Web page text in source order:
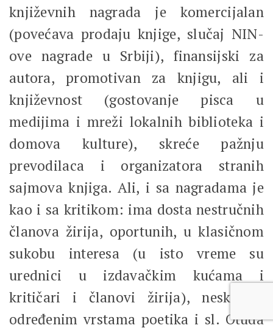
književnih nagrada je komercijalan
(povećava prodaju knjige, slučaj NIN-
ove nagrade u Srbiji), finansijski za
autora, promotivan za knjigu, ali i
književnost (gostovanje pisca u
medijima i mreži lokalnih biblioteka i
domova kulture), skreće pažnju
prevodilaca i organizatora stranih
sajmova knjiga. Ali, i sa nagradama je
kao i sa kritikom: ima dosta nestručnih
članova žirija, oportunih, u klasičnom
sukobu interesa (u isto vreme su
urednici u izdavačkim kućama i
kritičari i članovi žirija), nesklonih
određenim vrstama poetika i sl. Otuda